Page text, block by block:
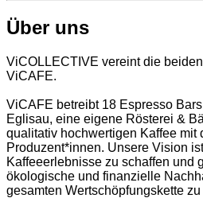
Über uns
ViCOLLECTIVE vereint die
ViCAFE.
ViCAFE betreibt 18 Espresso
Eglisau, eine eigene Rösterei &
qualitativ hochwertigen Kaffee mit
Produzent*innen. Unsere Vision
Kaffeeerlebnisse zu schaffen und
ökologische und finanzielle
gesamten Wertschöpfungskette zu